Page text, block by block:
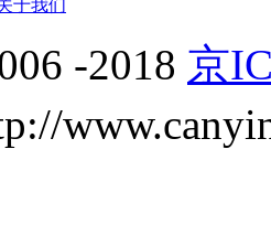
于我们
-2018 京